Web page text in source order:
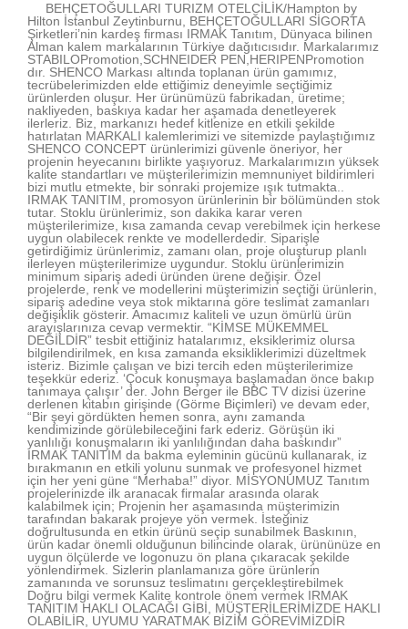
BEHÇETOĞULLARI TURIZM OTELCİLİK/Hampton by
Hilton İstanbul Zeytinburnu, BEHÇETOĞULLARI SİGORTA
Şirketleri’nin kardeş firması IRMAK Tanıtım, Dünyaca bilinen
Alman kalem markalarının Türkiye dağıtıcısıdır. Markalarımız
STABILOPromotion,SCHNEIDER PEN,HERIPENPromotion
dır. SHENCO Markası altında toplanan ürün gamımız,
tecrübelerimizden elde ettiğimiz deneyimle seçtiğimiz
ürünlerden oluşur. Her ürünümüzü fabrikadan, üretime;
nakliyeden, baskıya kadar her aşamada denetleyerek
ilerleriz. Biz, markanızı hedef kitlenize en etkili şekilde
hatırlatan MARKALI kalemlerimizi ve sitemizde paylaştığımız
SHENCO CONCEPT ürünlerimizi güvenle öneriyor, her
projenin heyecanını birlikte yaşıyoruz. Markalarımızın yüksek
kalite standartları ve müşterilerimizin memnuniyet bildirimleri
bizi mutlu etmekte, bir sonraki projemize ışık tutmakta..
IRMAK TANITIM, promosyon ürünlerinin bir bölümünden stok
tutar. Stoklu ürünlerimiz, son dakika karar veren
müşterilerimize, kısa zamanda cevap verebilmek için herkese
uygun olabilecek renkte ve modellerdedir. Siparişle
getirdiğimiz ürünlerimiz, zamanı olan, proje oluşturup planlı
ilerleyen müşterilerimize uygundur. Stoklu ürünlerimizin
minimum sipariş adedi üründen ürene değişir. Özel
projelerde, renk ve modellerini müşterimizin seçtiği ürünlerin,
sipariş adedine veya stok miktarına göre teslimat zamanları
değişiklik gösterir. Amacımız kaliteli ve uzun ömürlü ürün
arayışlarınıza cevap vermektir. “KİMSE MÜKEMMEL
DEĞİLDİR” tesbit ettiğiniz hatalarımız, eksiklerimiz olursa
bilgilendirilmek, en kısa zamanda eksikliklerimizi düzeltmek
isteriz. Bizimle çalışan ve bizi tercih eden müşterilerimize
teşekkür ederiz. ‘Çocuk konuşmaya başlamadan önce bakıp
tanımaya çalışır’ der. John Berger ile BBC TV dizisi üzerine
derlenen kitabın girişinde (Görme Biçimleri) ve devam eder,
“Bir şeyi gördükten hemen sonra, aynı zamanda
kendimizinde görülebileceğini fark ederiz. Görüşün iki
yanlılığı konuşmaların iki yanlılığından daha baskındır”
IRMAK TANITIM da bakma eyleminin gücünü kullanarak, iz
bırakmanın en etkili yolunu sunmak ve profesyonel hizmet
için her yeni güne “Merhaba!” diyor. MİSYONUMUZ Tanıtım
projelerinizde ilk aranacak firmalar arasında olarak
kalabilmek için; Projenin her aşamasında müşterimizin
tarafından bakarak projeye yön vermek. İsteğiniz
doğrultusunda en etkin ürünü seçip sunabilmek Baskının,
ürün kadar önemli olduğunun bilincinde olarak, ürününüze en
uygun ölçülerde ve logonuzu ön plana çıkaracak şekilde
yönlendirmek. Sizlerin planlamanıza göre ürünlerin
zamanında ve sorunsuz teslimatını gerçekleştirebilmek
Doğru bilgi vermek Kalite kontrole önem vermek IRMAK
TANITIM HAKLI OLACAĞI GİBİ, MÜŞTERİLERİMİZDE HAKLI
OLABİLİR, UYUMU YARATMAK BİZİM GÖREVİMİZDİR